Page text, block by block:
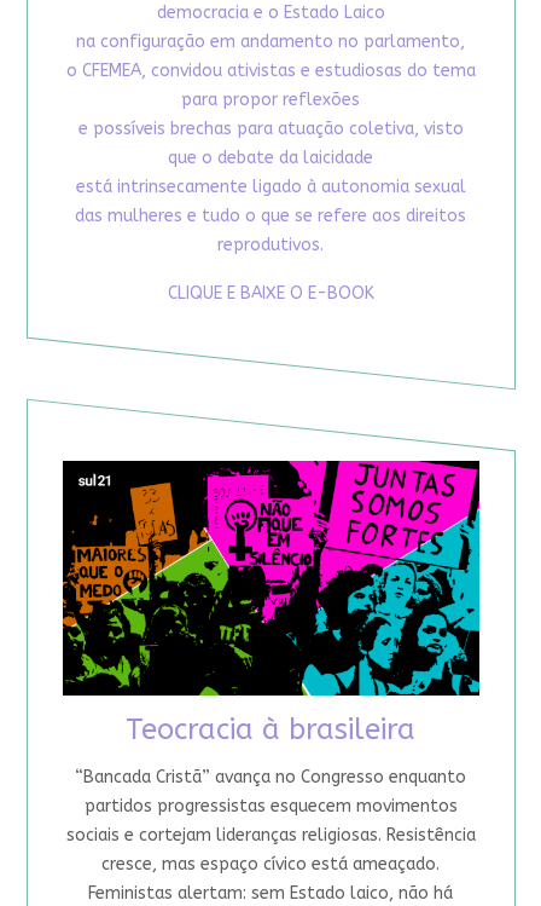
democracia e o Estado Laico
na configuração em andamento no parlamento,
o CFEMEA, convidou ativistas e estudiosas do tema
para propor reflexões
e possíveis brechas para atuação coletiva, visto
que o debate da laicidade
está intrinsecamente ligado à autonomia sexual
das mulheres e tudo o que se refere aos direitos
reprodutivos.
CLIQUE E BAIXE O E-BOOK
Teocracia à brasileira
“Bancada Cristã” avança no Congresso enquanto
partidos progressistas esquecem movimentos
sociais e cortejam lideranças religiosas. Resistência
cresce, mas espaço cívico está ameaçado.
Feministas alertam: sem Estado laico, não há